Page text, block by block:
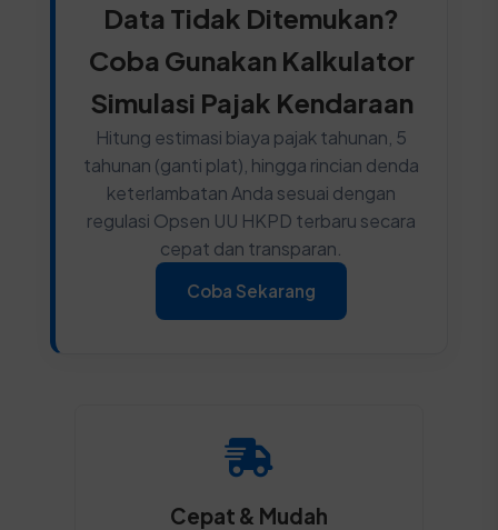
Data Tidak Ditemukan?
Coba Gunakan Kalkulator
Simulasi Pajak Kendaraan
Hitung estimasi biaya pajak tahunan, 5
tahunan (ganti plat), hingga rincian denda
keterlambatan Anda sesuai dengan
regulasi Opsen UU HKPD terbaru secara
cepat dan transparan.
Coba Sekarang
Cepat & Mudah